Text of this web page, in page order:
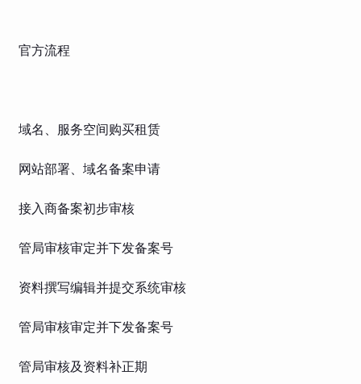
官方流程
域名、服务空间购买租赁
网站部署、域名备案申请
接入商备案初步审核
管局审核审定并下发备案号
资料撰写编辑并提交系统审核
管局审核审定并下发备案号
管局审核及资料补正期